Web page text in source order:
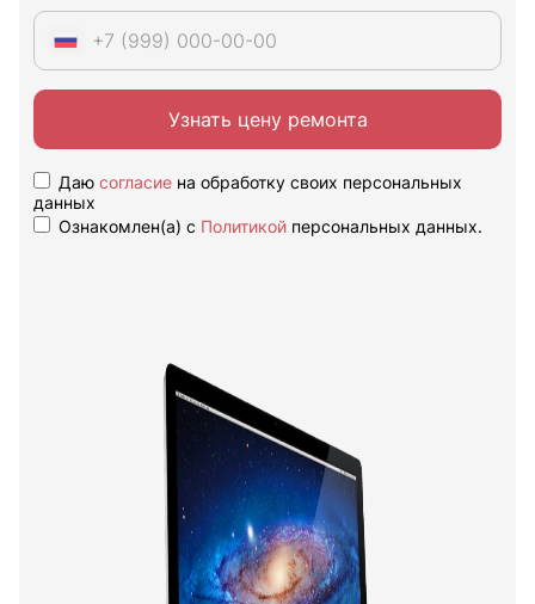
Узнать цену ремонта
Даю согласие на обработку своих персональных
данных
Ознакомлен(а) с Политикой персональных данных.